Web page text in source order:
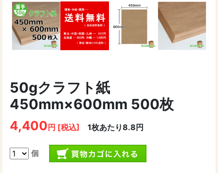
50gクラフト紙
450mm×600mm 500枚
4,400円 [税込] 1枚あたり8.8円
個